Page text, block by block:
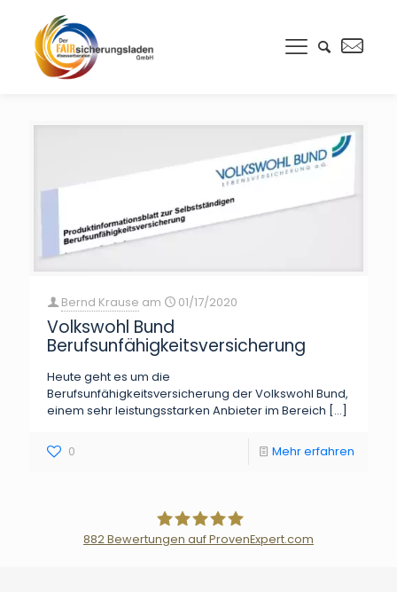
Bernd Krause am 01/17/2020
Volkswohl Bund
Berufsunfähigkeitsversicherung
Heute geht es um die
Berufsunfähigkeitsversicherung der Volkswohl Bund,
einem sehr leistungsstarken Anbieter im Bereich […]
0 Mehr erfahren
882Bewertungen auf ProvenExpert.com